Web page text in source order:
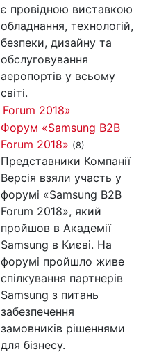
є провідною виставкою
обладнання, технологій,
безпеки, дизайну та
обслуговування
аеропортів у всьому
світі.
Форум «Samsung B2B
Forum 2018» (8)
Представники Компанії
Версія взяли участь у
форумі «Samsung B2B
Forum 2018», який
пройшов в Академії
Samsung в Києві. На
форумі пройшло живе
спілкування партнерів
Samsung з питань
забезпечення
замовників рішеннями
для бізнесу.